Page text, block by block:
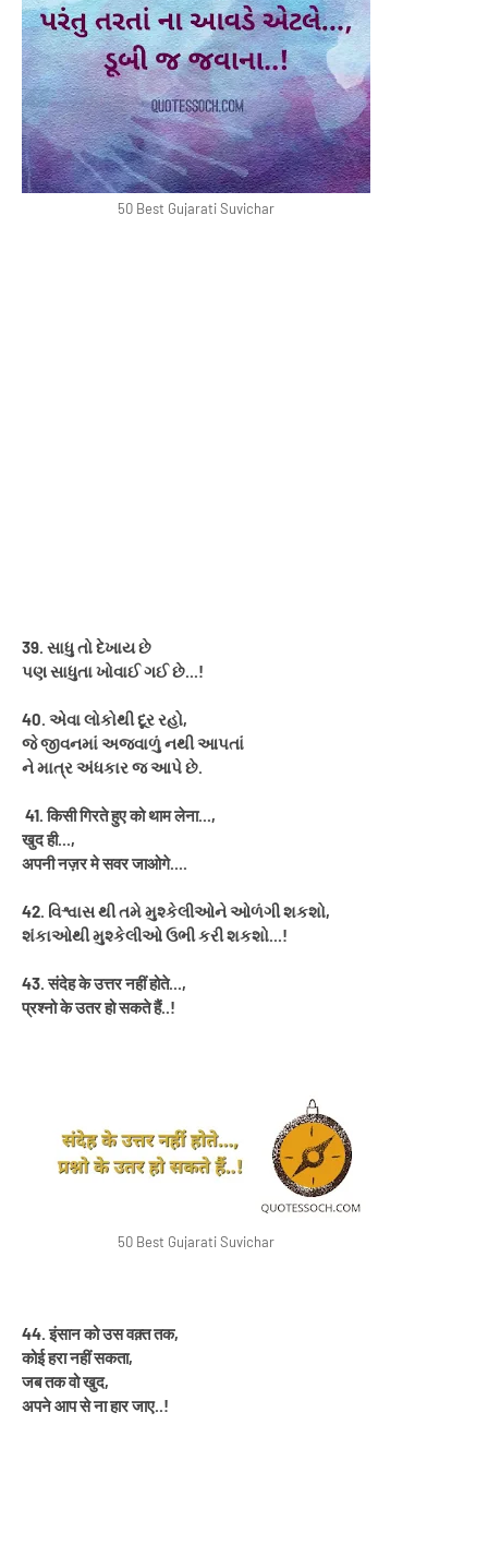
50 Best Gujarati Suvichar
39. સાધુ તો દેખાય છે
પણ સાધુતા ખોવાઈ ગઈ છે...!
40. એવા લોકોથી દૂર રહો,
જે જીવનમાં અજવાળું નથી આપતાં
ને માત્ર અંધકાર જ આપે છે.
41. किसी गिरते हुए को थाम लेना...,
खुद ही...,
अपनी नज़र मे सवर जाओगे....
42. વિશ્વાસ થી તમે મુશ્કેલીઓને ઓળંગી શકશો,
શંકાઓથી મુશ્કેલીઓ ઉભી કરી શકશો...!
43. संदेह के उत्तर नहीं होते...,
प्रश्नो के उतर हो सकते हैं..!
50 Best Gujarati Suvichar
44. इंसान को उस वक़्त तक,
कोई हरा नहीं सकता,
जब तक वो खुद,
अपने आप से ना हार जाए..!